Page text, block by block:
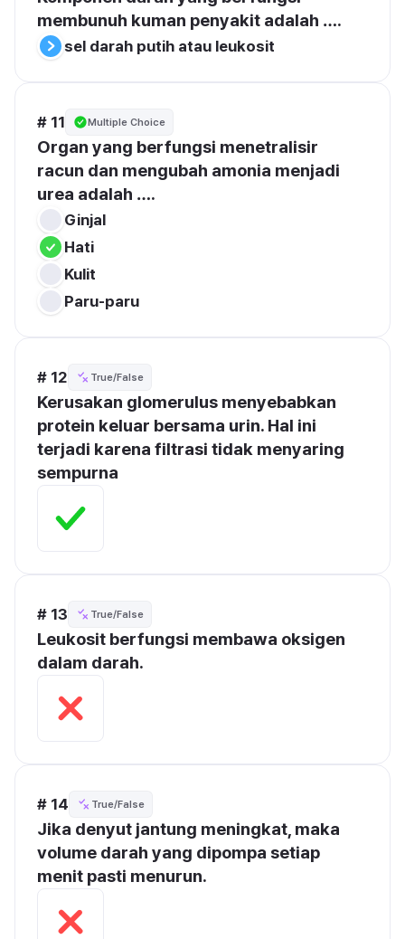
membunuh kuman penyakit adalah ….
sel darah putih atau leukosit
# 11 Multiple Choice
Organ yang berfungsi menetralisir
racun dan mengubah amonia menjadi
urea adalah ….
Ginjal
Hati
Kulit
Paru-paru
# 12 True/False
Kerusakan glomerulus menyebabkan
protein keluar bersama urin. Hal ini
terjadi karena filtrasi tidak menyaring
sempurna
# 13 True/False
Leukosit berfungsi membawa oksigen
dalam darah.
# 14 True/False
Jika denyut jantung meningkat, maka
volume darah yang dipompa setiap
menit pasti menurun.